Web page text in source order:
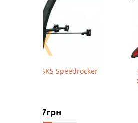
Комплект крил
Country Evo 26/27.5/
❬